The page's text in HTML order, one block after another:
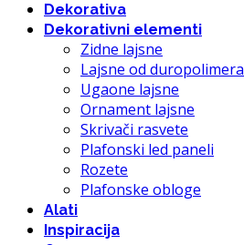
Dekorativa
Dekorativni elementi
Zidne lajsne
Lajsne od duropolimera
Ugaone lajsne
Ornament lajsne
Skrivači rasvete
Plafonski led paneli
Rozete
Plafonske obloge
Alati
Inspiracija